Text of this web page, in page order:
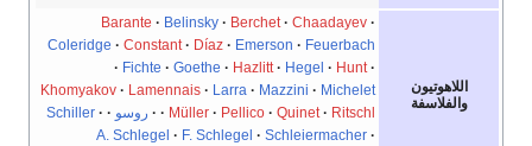
اللاهوتيون
والفلاسفة
Barante Belinsky Berchet
Chaadayev
Coleridge
Constant Díaz Emerson
Feuerbach
Fichte
Goethe Hazlitt Hegel
Hunt
Khomyakov
Lamennais Larra Mazzini
Michelet
Müller
Pellico Quinet Ritschl روسو
Schiller
A. Schlegel
F. Schlegel
Schleiermacher